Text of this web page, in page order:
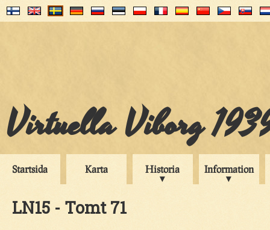
Virtuella Viborg
Startsida Karta Historia Information
LN15 - Tomt 71